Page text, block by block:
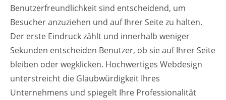
Benutzerfreundlichkeit sind entscheidend, um
Besucher anzuziehen und auf Ihrer Seite zu halten.
Der erste Eindruck zählt und innerhalb weniger
Sekunden entscheiden Benutzer, ob sie auf Ihrer Seite
bleiben oder wegklicken. Hochwertiges Webdesign
unterstreicht die Glaubwürdigkeit Ihres
Unternehmens und spiegelt Ihre Professionalität